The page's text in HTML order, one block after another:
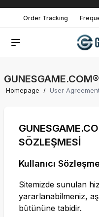
Order Tracking
Homepage / User
SÖZLEŞMESİ
Kullanıcı
Sitemizde sunulan
yararlanabilmeniz,
bütününe tabidir.